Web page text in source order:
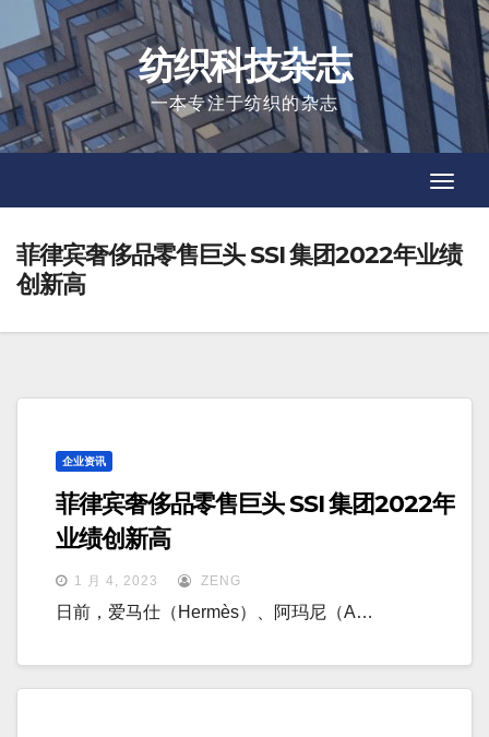
to
content
纺织科技杂志
一本专注于纺织的杂志
菲律宾奢侈品零售巨头 SSI 集团2022年业绩
创新高
企业资讯
菲律宾奢侈品零售巨头 SSI 集团2022年
业绩创新高
1 月 4, 2023 ZENG
日前，爱马仕（Hermès）、阿玛尼（A…